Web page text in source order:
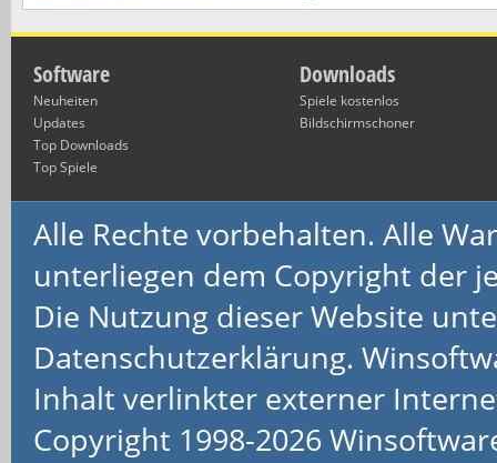
Software
Neuheiten
Updates
Top Downloads
Top Spiele
Downloads
Spiele kostenlos
Bildschirmschoner
Alle Rechte vorbehalten. Alle
unterliegen dem Copyright der
Die Nutzung dieser Website
Datenschutzerklärung.
Inhalt verlinkter externer
Copyright 1998-2026